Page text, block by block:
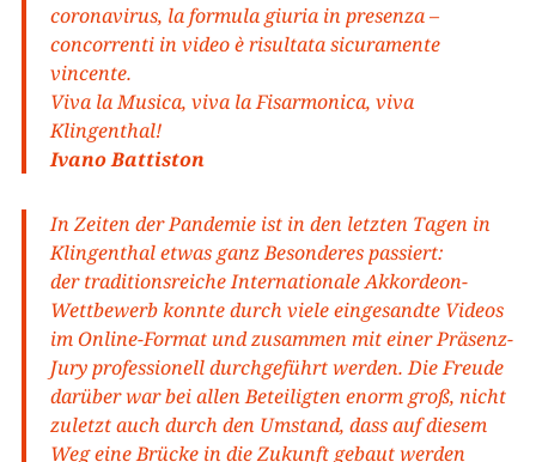
coronavirus, la formula giuria in presenza –
concorrenti in video è risultata sicuramente
vincente.
Viva la Musica, viva la Fisarmonica, viva
Klingenthal!
Ivano Battiston
In Zeiten der Pandemie ist in den letzten Tagen in
Klingenthal etwas ganz Besonderes passiert:
der traditionsreiche Internationale Akkordeon-
Wettbewerb konnte durch viele eingesandte Videos
im Online-Format und zusammen mit einer Präsenz-
Jury professionell durchgeführt werden. Die Freude
darüber war bei allen Beteiligten enorm groß, nicht
zuletzt auch durch den Umstand, dass auf diesem
Weg eine Brücke in die Zukunft gebaut werden